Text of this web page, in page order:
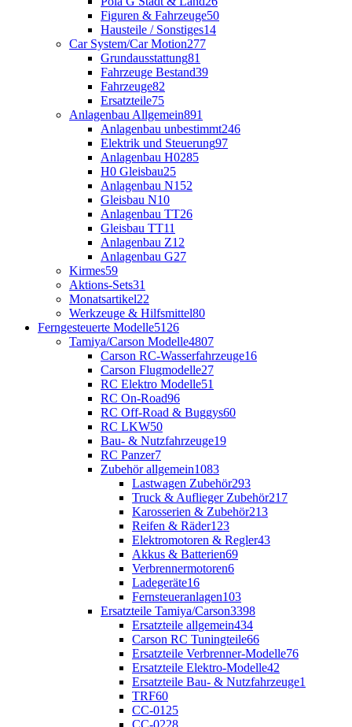
Figuren & Fahrzeuge50
Hausteile / Sonstiges14
Car System/Car Motion277
Grundausstattung81
Fahrzeuge Bestand39
Fahrzeuge82
Ersatzteile75
Anlagenbau Allgemein891
Anlagenbau unbestimmt246
Elektrik und Steuerung97
Anlagenbau H0285
H0 Gleisbau25
Anlagenbau N152
Gleisbau N10
Anlagenbau TT26
Gleisbau TT11
Anlagenbau Z12
Anlagenbau G27
Kirmes59
Aktions-Sets31
Monatsartikel22
Werkzeuge & Hilfsmittel80
Ferngesteuerte Modelle5126
Tamiya/Carson Modelle4807
Carson RC-Wasserfahrzeuge16
Carson Flugmodelle27
RC Elektro Modelle51
RC On-Road96
RC Off-Road & Buggys60
RC LKW50
Bau- & Nutzfahrzeuge19
RC Panzer7
Zubehör allgemein1083
Lastwagen Zubehör293
Truck & Auflieger Zubehör217
Karosserien & Zubehör213
Reifen & Räder123
Elektromotoren & Regler43
Akkus & Batterien69
Verbrennermotoren6
Ladegeräte16
Fernsteueranlagen103
Ersatzteile Tamiya/Carson3398
Ersatzteile allgemein434
Carson RC Tuningteile66
Ersatzteile Verbrenner-Modelle76
Ersatzteile Elektro-Modelle42
Ersatzteile Bau- & Nutzfahrzeuge1
TRF60
CC-01 25
CC-0228